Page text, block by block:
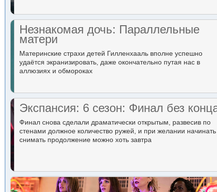
Незнакомая дочь: Параллельные
матери
Материнские страхи детей Гилленхааль вполне успешно
удаётся экранизировать, даже окончательно путая нас в
аллюзиях и обмороках
Экспансия: 6 сезон: Финал без
Финал снова сделали драматически открытым, развесив по
стенами должное количество ружей, и при желании начинать
снимать продолжение можно хоть завтра